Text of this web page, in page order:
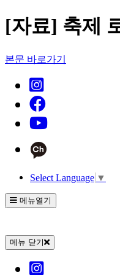
[자료] 축제
본문 바로가기
Select Language ▼
메뉴열기
메뉴 닫기